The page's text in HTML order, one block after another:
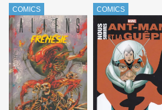
COMICS COMICS